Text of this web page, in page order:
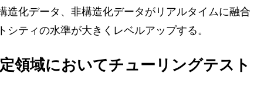
造化データ、非構造化データがリアルタイムに融合
シティの水準が大きくレベルアップする。
領域においてチューリングテスト